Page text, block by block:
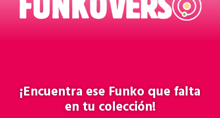
¡Encuentra eseFunkoque falta
en tu colección!